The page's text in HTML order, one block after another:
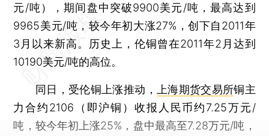
元/吨），期间盘中突破9900美元/吨，最高达到
9965美元/吨，较今年初大涨27%，创下自2011年
3月以来新高。历史上，伦铜曾在2011年2月达到
10190美元/吨的高位。
同日，受伦铜上涨推动， 上海期货交易所铜主
力合约2106（即沪铜）收报人民币约7.25万元/
吨，较今年初上涨25%，盘中最高至7.28万元/吨，